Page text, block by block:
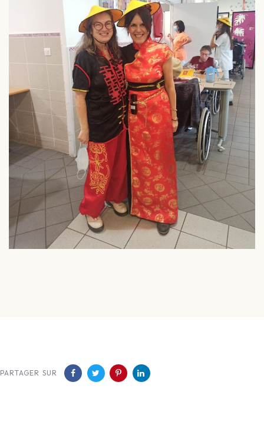
PARTAGER SUR